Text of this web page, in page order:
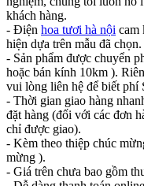
khách hàng.
- Điện hoa tươi hà nội cam
hiện dựa trên mẫu đã chọn.
- Sản phẩm được chuyển
hoặc bán kính 10km ).
vui lòng liên hệ để biết phí
- Thời gian giao hàng
đặt hàng (đối với các đơn
chỉ được giao).
- Kèm theo thiệp chúc
mừng ).
- Giá trên chưa bao gồm